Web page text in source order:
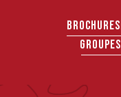
BROCHURES
GROUPES